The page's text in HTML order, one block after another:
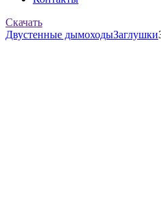
Скачать
Двустенные дымоходыЗаглушки